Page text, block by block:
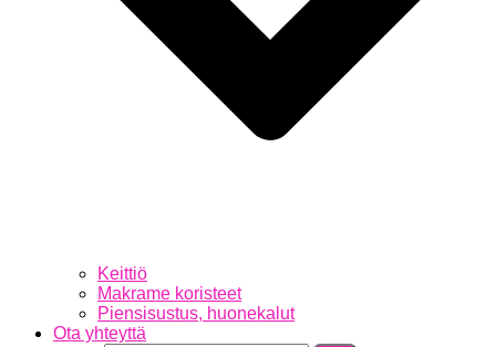
Keittiö
Makrame koristeet
Piensisustus, huonekalut
Ota yhteyttä